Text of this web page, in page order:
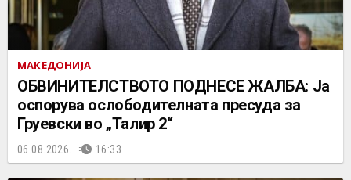
МАКЕДОНИЈА
ОБВИНИТЕЛСТВОТО ПОДНЕСЕ ЖАЛБА: Ја
оспорува ослободителната пресуда за
Груевски во „Талир 2“
06.08.2026. 16:33